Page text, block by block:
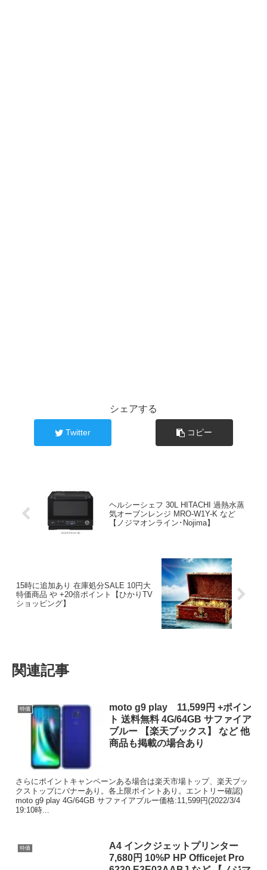
シェアする
Twitter コピー
ヘルシーシェフ 30L HITACHI 過熱水蒸
気オーブンレンジ MRO-W1Y-K など
【ノジマオンライン･Nojima】
15時に追加あり 在庫処分SALE 10円大
特価商品 や +20倍ポイント【ひかりTV
ショッピング】
関連記事
特価
moto g9 play 11,599円 +ポイン
ト 送料無料 4G/64GB サファイア
ブルー 【楽天ブックス】 など 他
商品も掲載の場合あり
さらにポイントキャンペーンある場合は楽天市場トップ、楽天ブッ
クストップにバナーあり。各上限ポイントあり。エントリー確認)
moto g9 play 4G/64GB サファイアブルー価格:11,599円(2022/3/4
19:10時...
特価
A4 インクジェットプリンター
7,680円 10%P HP Officejet Pro